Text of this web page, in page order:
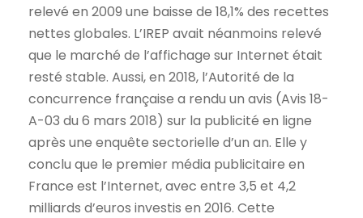
relevé en 2009 une baisse de 18,1% des recettes
nettes globales. L’IREP avait néanmoins relevé
que le marché de l’affichage sur Internet était
resté stable. Aussi, en 2018, l’Autorité de la
concurrence française a rendu un avis (Avis 18-
A-03 du 6 mars 2018) sur la publicité en ligne
après une enquête sectorielle d’un an. Elle y
conclu que le premier média publicitaire en
France est l’Internet, avec entre 3,5 et 4,2
milliards d’euros investis en 2016. Cette